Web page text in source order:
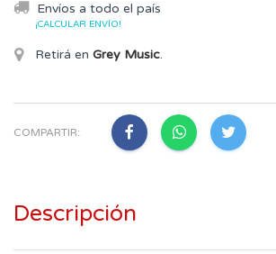
Envíos a todo el país
¡CALCULAR ENVÍO!
Retirá en Grey Music.
COMPARTIR:
Descripción